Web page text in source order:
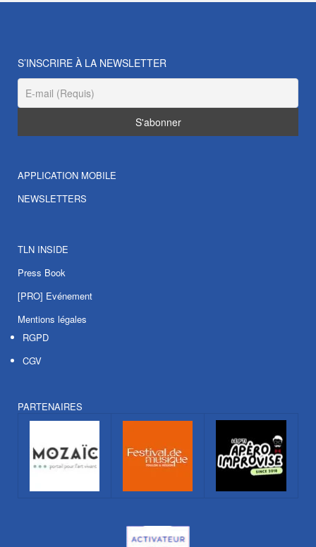
S’INSCRIRE À LA NEWSLETTER
APPLICATION MOBILE
NEWSLETTERS
TLN INSIDE
Press Book
[PRO] Evénement
Mentions légales
RGPD
CGV
PARTENAIRES